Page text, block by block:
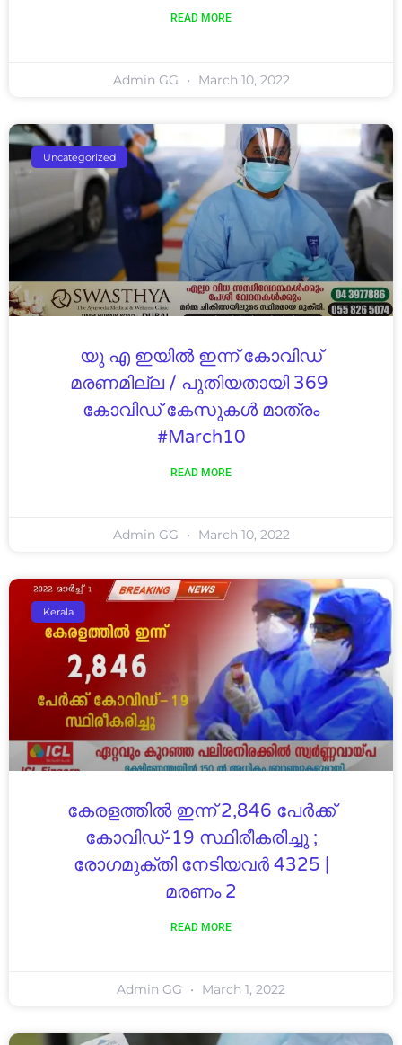
READ MORE
Admin GG March 10, 2022
Uncategorized
യു എ ഇയിൽ ഇന്ന് കോവിഡ്
മരണമില്ല / പുതിയതായി 369
കോവിഡ് കേസുകൾ മാത്രം
#March10
READ MORE
Admin GG March 10, 2022
Kerala
കേരളത്തിൽ ഇന്ന് 2,846 പേര്‍ക്ക്
കോവിഡ്-19 സ്ഥിരീകരിച്ചു ;
രോഗമുക്തി നേടിയവര്‍ 4325 |
മരണം 2
READ MORE
Admin GG March 1, 2022